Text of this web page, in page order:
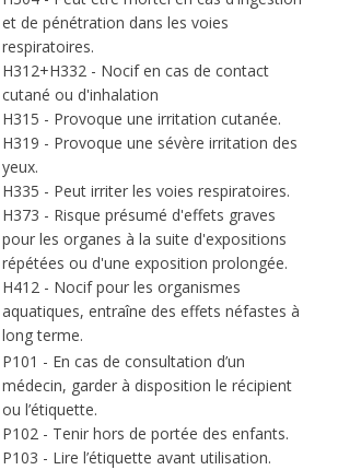
et de pénétration dans les voies
respiratoires.
H312+H332 - Nocif en cas de contact
cutané ou d'inhalation
H315 - Provoque une irritation cutanée.
H319 - Provoque une sévère irritation des
yeux.
H335 - Peut irriter les voies respiratoires.
H373 - Risque présumé d'effets graves
pour les organes à la suite d'expositions
répétées ou d'une exposition prolongée.
H412 - Nocif pour les organismes
aquatiques, entraîne des effets néfastes à
long terme.
P101 - En cas de consultation d’un
médecin, garder à disposition le récipient
ou l’étiquette.
P102 - Tenir hors de portée des enfants.
P103 - Lire l’étiquette avant utilisation.